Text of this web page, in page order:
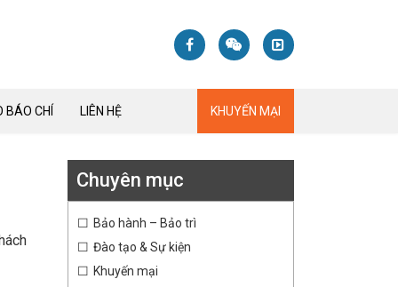
BÁO CHÍ LIÊN HỆ KHUYẾN MẠI
Chuyên mục
Bảo hành – Bảo trì
Đào tạo & Sự kiện
Khuyến mại